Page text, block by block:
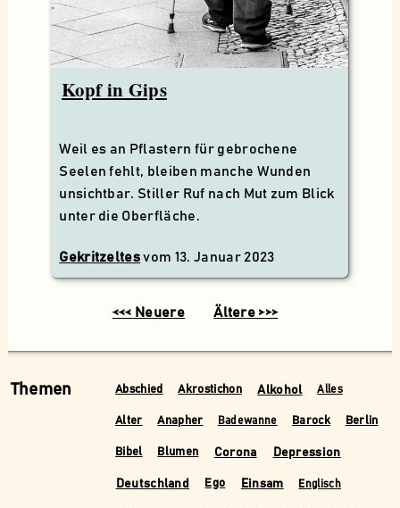
Kopf in Gips
Weil es an Pflastern für gebrochene
Seelen fehlt, bleiben manche Wunden
unsichtbar. Stiller Ruf nach Mut zum Blick
unter die Oberfläche.
Gekritzeltesvom 13. Januar 2023
<<< Neuere Ältere >>>
Themen Abschied Akrostichon Alkohol Alles
Alter Anapher Badewanne Barock Berlin
Bibel Blumen Corona Depression
Deutschland Ego Einsam Englisch